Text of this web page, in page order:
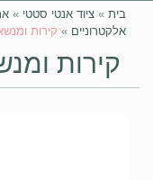
בית » ציוד אנטי סטטי »
אלקטרוניים » קירות
קירות